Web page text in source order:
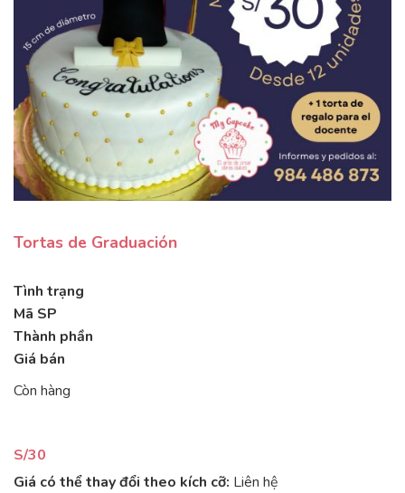
Tortas de Graduación
Tình trạng
Mã SP
Thành phần
Giá bán
Còn hàng
S/30
Giá có thể thay đổi theo kích cỡ: Liên hệ